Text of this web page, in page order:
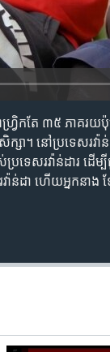
វ្រិក​តែ​ ៣៥ ភាគរយ​
សា។ នៅ​ប្រទេស​រវ៉
ទេស​រវ៉ាន់ដារ​ ដើ
វ៉ាន់ដា ហើយ​អ្នកន